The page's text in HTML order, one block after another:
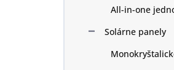
All-in-one
Solárne panely